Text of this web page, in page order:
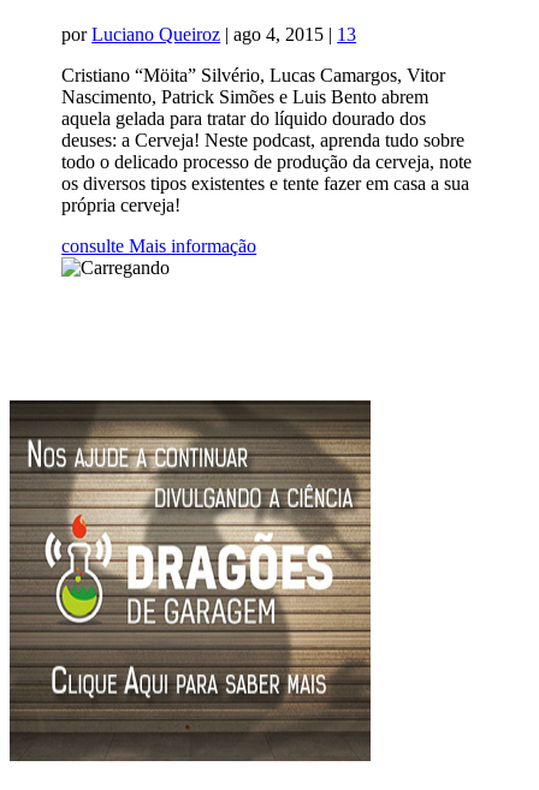
porLuciano Queiroz |ago 4, 2015 | 13
Cristiano “Möita” Silvério, Lucas Camargos, Vitor
Nascimento, Patrick Simões e Luis Bento abrem
aquela gelada para tratar do líquido dourado dos
deuses: a Cerveja! Neste podcast, aprenda tudo sobre
todo o delicado processo de produção da cerveja, note
os diversos tipos existentes e tente fazer em casa a sua
própria cerveja!
consulte Mais informação